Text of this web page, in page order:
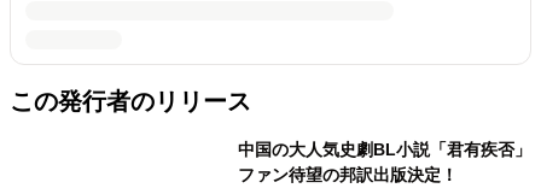
この発行者のリリース
中国の大人気史劇BL小説「君有疾否」
ファン待望の邦訳出版決定！